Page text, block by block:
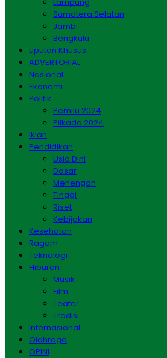
Sumatera Selatan
Jambi
Bengkulu
Liputan Khusus
ADVERTORIAL
Nasional
Ekonomi
Politik
Pemilu 2024
Pilkada 2024
Iklan
Pendidikan
Usia Dini
Dasar
Menengah
Tinggi
Riset
Kebijakan
Kesehatan
Ragam
Teknologi
Hiburan
Musik
Film
Teater
Tradisi
Internasional
Olahraga
OPINI